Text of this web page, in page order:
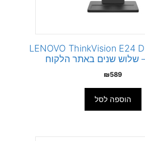
LENOVO ThinkVision E24
₪589
הוספה לסל